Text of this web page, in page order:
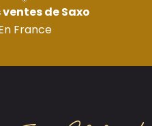
ventes de Saxo
France